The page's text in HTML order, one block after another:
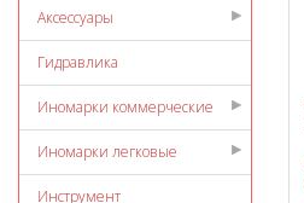
Аксессуары
Гидравлика
Иномарки коммерческие
Иномарки легковые
Инструмент